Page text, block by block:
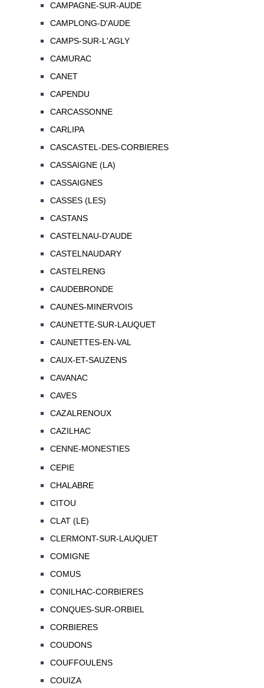
CAMPAGNE-SUR-AUDE
CAMPLONG-D'AUDE
CAMPS-SUR-L'AGLY
CAMURAC
CANET
CAPENDU
CARCASSONNE
CARLIPA
CASCASTEL-DES-CORBIERES
CASSAIGNE (LA)
CASSAIGNES
CASSES (LES)
CASTANS
CASTELNAU-D'AUDE
CASTELNAUDARY
CASTELRENG
CAUDEBRONDE
CAUNES-MINERVOIS
CAUNETTE-SUR-LAUQUET
CAUNETTES-EN-VAL
CAUX-ET-SAUZENS
CAVANAC
CAVES
CAZALRENOUX
CAZILHAC
CENNE-MONESTIES
CEPIE
CHALABRE
CITOU
CLAT (LE)
CLERMONT-SUR-LAUQUET
COMIGNE
COMUS
CONILHAC-CORBIERES
CONQUES-SUR-ORBIEL
CORBIERES
COUDONS
COUFFOULENS
COUIZA